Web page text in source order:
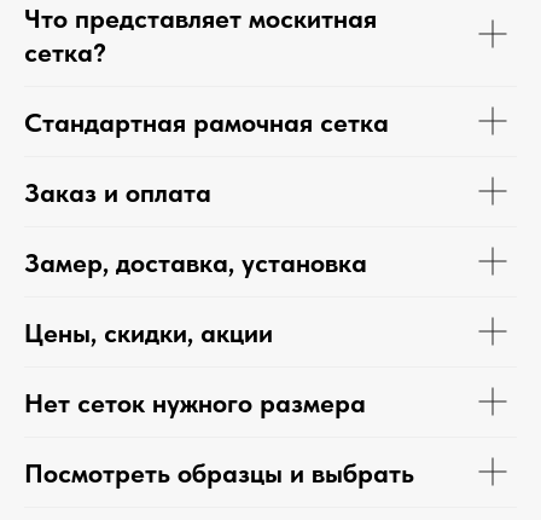
Что представляет москитная
сетка?
Стандартная рамочная сетка
Заказ и оплата
Замер, доставка, установка
Цены, скидки, акции
Нет сеток нужного размера
Посмотреть образцы и выбрать